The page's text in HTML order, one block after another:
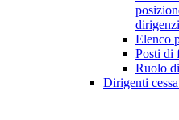
Elenco
Posti di
Ruolo
Dirigenti